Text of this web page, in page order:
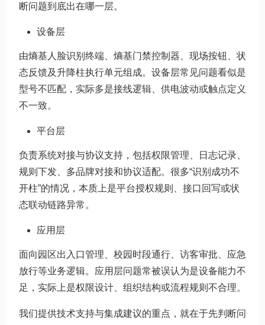
断问题到底出在哪一层。
设备层
由熵基人脸识别终端、熵基门禁控制器、现场按钮、状
态反馈及升降柱执行单元组成。设备层常见问题看似是
型号不匹配，实际多是接线逻辑、供电波动或触点定义
不一致。
平台层
负责系统对接与协议支持，包括权限管理、日志记录、
规则下发、多品牌对接和协议适配。很多“识别成功不
开柱”的情况，本质上是平台授权规则、接口回写或状
态联动链路异常。
应用层
面向园区出入口管理、校园时段通行、访客审批、应急
放行等业务逻辑。应用层问题常被误认为是设备能力不
足，实际上是权限设计、组织结构或流程规则不合理。
我们提供技术支持与集成建议的重点，就在于先判断问